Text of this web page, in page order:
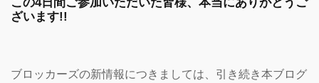
ざいます!!
ブロッカーズの新情報につきましては、引き続き本ブログ